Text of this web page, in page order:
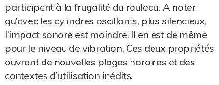
participent à la frugalité du rouleau. A noter
qu’avec les cylindres oscillants, plus silencieux,
l’impact sonore est moindre. Il en est de même
pour le niveau de vibration. Ces deux propriétés
ouvrent de nouvelles plages horaires et des
contextes d’utilisation inédits.